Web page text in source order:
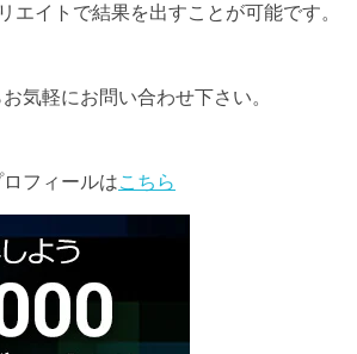
エイトで結果を出すことが可能です。
気軽にお問い合わせ下さい。
フィールはこちら